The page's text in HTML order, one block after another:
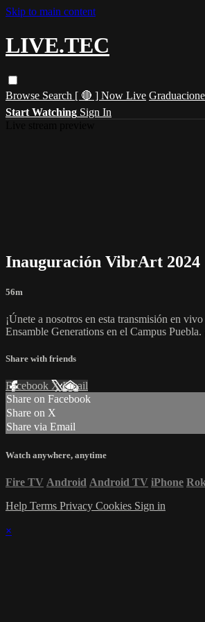
Skip to main content
LIVE.TEC
Browse Search [ 🔴 ] Now Live
Start Watching Sign In
Inauguración VibrArt 2024
56m
¡Únete a nosotros en esta transmisión en
Ensamble Generations en el Campus
Share with friends
Facebook XEmail
Share on Facebook
Share on X
Share via Email
Watch anywhere, anytime
Fire TV Android Android TV iPhone
Help Terms Privacy Cookies Sign in
×